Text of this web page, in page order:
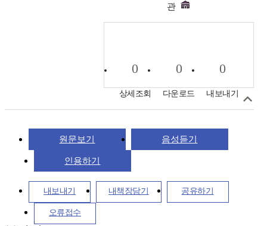
관
0
상세조회
0
다운로드
0
내보내기
원문보기 음성듣기
인용하기
내보내기 내책장담기 공유하기
오류접수